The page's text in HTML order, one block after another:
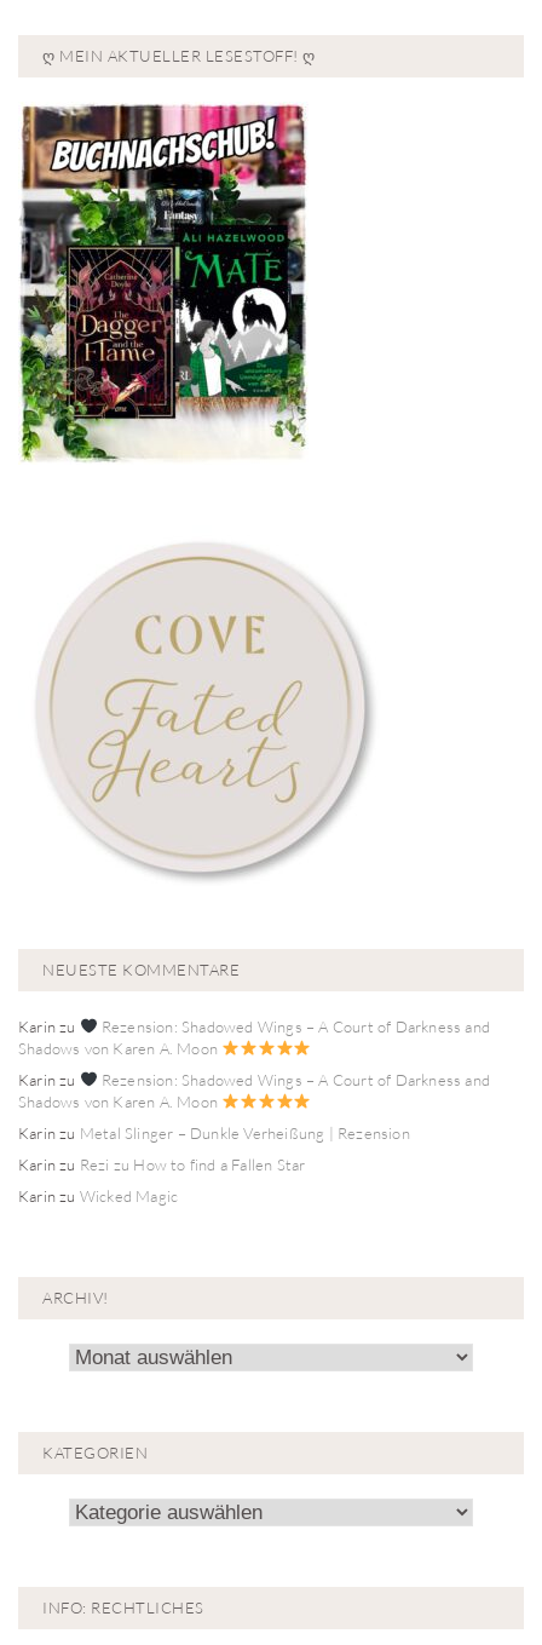
Ღ MEIN AKTUELLER LESESTOFF! Ღ
NEUESTE KOMMENTARE
Karinzu
Rezension: Shadowed Wings – A Court of Darkness and
Shadows von Karen A. Moon
Karinzu
Rezension: Shadowed Wings – A Court of Darkness and
Shadows von Karen A. Moon
Karinzu Metal Slinger – Dunkle Verheißung | Rezension
Karinzu Rezi zu How to find a Fallen Star
Karinzu Wicked Magic
ARCHIV!
Archiv!
KATEGORIEN
Kategorien
INFO: RECHTLICHES